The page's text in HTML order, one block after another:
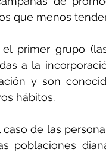
que menos
el primer grupo
a la
y son
hábitos.
caso de las
poblaciones